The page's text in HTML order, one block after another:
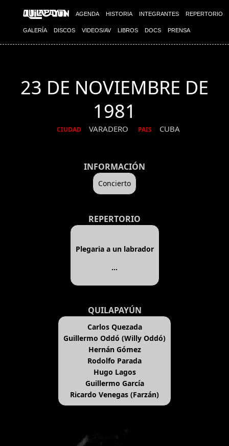
AGENDA HISTORIA INTEGRANTES REPERTORIO
GALERÍA DISCOS VIDEOS/AV LIBROS DOCS PRENSA
23 DE NOVIEMBRE DE
1981
CIUDAD VARADERO PAIS CUBA
INFORMACIÓN
Concierto
REPERTORIO
Plegaria a un labrador
...
QUILAPAYÚN
Carlos Quezada
Guillermo Oddó (Willy Oddó)
Hernán Gómez
Rodolfo Parada
Hugo Lagos
Guillermo García
Ricardo Venegas (Farzán)